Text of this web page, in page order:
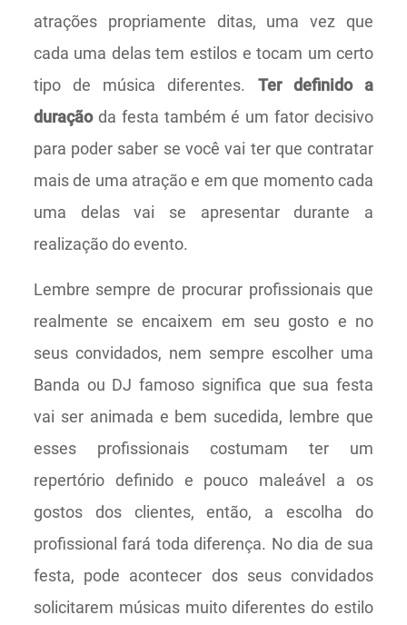
atrações propriamente ditas, uma vez que
cada uma delas tem estilos e tocam um certo
tipo de música diferentes. Ter definido a
duraçãoda festa também é um fator decisivo
para poder saber se você vai ter que contratar
mais de uma atração e em que momento cada
uma delas vai se apresentar durante a
realização do evento.
Lembre sempre de procurar profissionais que
realmente se encaixem em seu gosto e no
seus convidados, nem sempre escolher uma
Banda ou DJ famoso significa que sua festa
vai ser animada e bem sucedida, lembre que
esses profissionais costumam ter um
repertório definido e pouco maleável a os
gostos dos clientes, então, a escolha do
profissional fará toda diferença. No dia de sua
festa, pode acontecer dos seus convidados
solicitarem músicas muito diferentes do estilo